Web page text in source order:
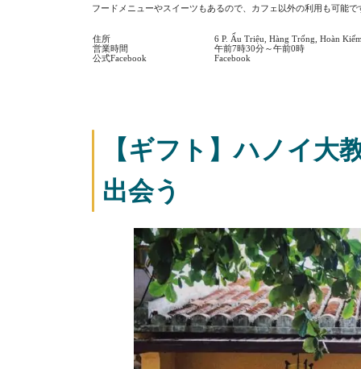
フードメニューやスイーツもあるので、カフェ以外の利用も可能で
住所
6 P. Ấu Triệu, Hàng Trống, Hoàn
営業時間
午前7時30分～午前0時
公式Facebook
Facebook
【ギフト】ハノイ大
出会う